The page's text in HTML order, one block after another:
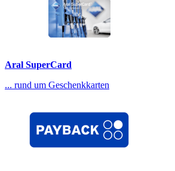
Aral SuperCard
... rund um Geschenkkarten